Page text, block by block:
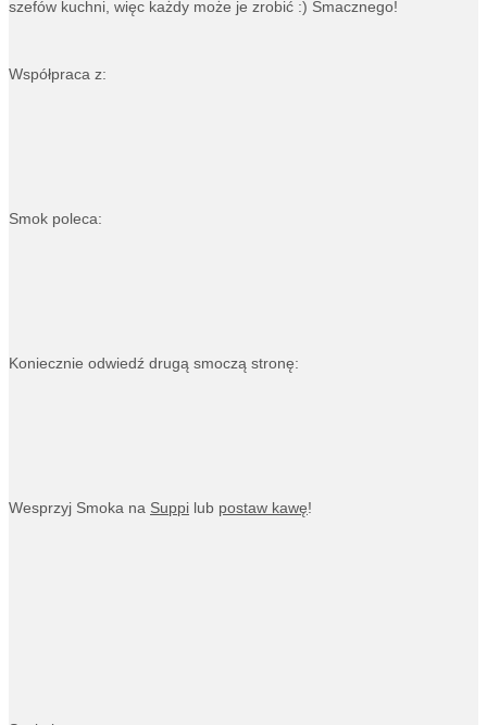
szefów kuchni, więc każdy może je zrobić :) Smacznego!
Współpraca z:
Smok poleca:
Koniecznie odwiedź drugą smoczą stronę:
Wesprzyj Smoka na Suppi lub postaw kawę!